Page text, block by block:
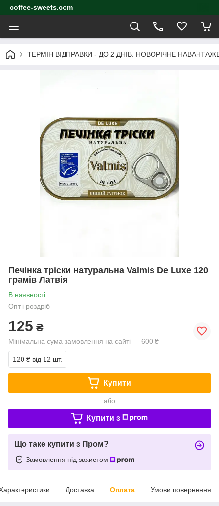
coffee-sweets.com
ТЕРМІН ВІДПРАВКИ - ДО 2 ДНІВ. НОВОРІЧНЕ
Печінка тріски натуральна Valmis De Luxe 120
грамів Латвія
В наявності
Опт і роздріб
125 ₴
Мінімальна сума замовлення на сайті — 600 ₴
120 ₴ від 12 шт.
Купити
або
Купити з
Що таке купити з Пром?
Замовлення під захистом
Доставка Оплата Умови повернення